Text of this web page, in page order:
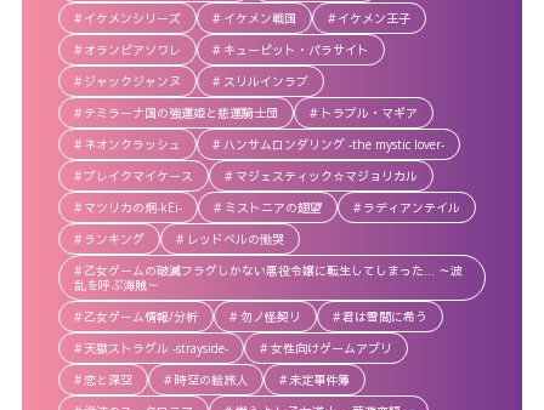
イケメンシリーズ
イケメン戦国
イケメン王子
オランピアソワレ
キューピット・パラサイト
ジャックジャンヌ
スリルインラブ
テミラーナ国の強運姫と悲運騎士団
トラブル・マギア
ネオンクラッシュ
ハンサムロンダリング -the mystic lover-
ブレイクマイケース
マジェスティック☆マジョリカル
マツリカの炯-kEi-
ミストニアの翅望
ラディアンテイル
ランキング
レッドベルの慟哭
乙女ゲームの破滅フラグしかない悪役令嬢に転生してしまった… ～波
乱を呼ぶ海賊～
乙女ゲーム情報/分析
勿ノ怪契リ
君は雪間に希う
天獄ストラグル -strayside-
女性向けゲームアプリ
恋と深空
時空の絵旅人
未定事件簿